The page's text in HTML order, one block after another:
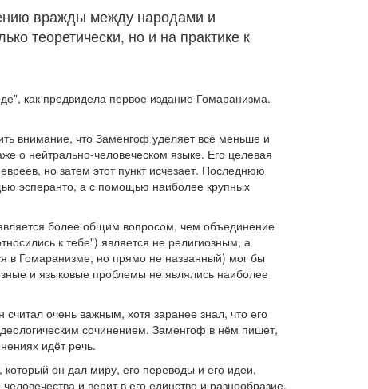
вражды между народами и
теоретически, но и на практике к
как предвидела первое издание Гомаранизма.
внимание, что Заменгоф уделяет всё меньше и
о нейтрально-человеческом языке. Его целевая
но затем этот пункт исчезает. Последнюю
эсперанто, а с помощью наиболее крупных
более общим вопросом, чем объединение
к тебе") является не религиозным, а
в Гомаранизме, но прямо не названный) мог бы
и языковые проблемы не являлись наиболее
очень важным, хотя заранее знал, что его
сочинением. Заменгоф в нём пишет,
идёт речь.
он дал миру, его переводы и его идеи,
и верит в его единство и разнообразие.